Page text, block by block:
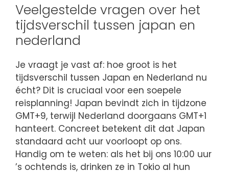
Veelgestelde vragen over het
tijdsverschil tussen japan en
nederland
Je vraagt je vast af: hoe groot is het
tijdsverschil tussen Japan en Nederland nu
écht? Dit is cruciaal voor een soepele
reisplanning! Japan bevindt zich in tijdzone
GMT+9, terwijl Nederland doorgaans GMT+1
hanteert. Concreet betekent dit dat Japan
standaard acht uur voorloopt op ons.
Handig om te weten: als het bij ons 10:00 uur
’s ochtends is, drinken ze in Tokio al hun